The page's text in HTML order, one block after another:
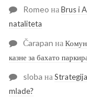
Romeo наBrus i
nataliteta
Čarapan на
казне за бахато
sloba на
mlade?